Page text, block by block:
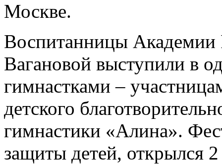
Москве.
Воспитанницы Академии
Вагановой выступили в
гимнастками –
детского
гимнастики «Алина».
защиты детей, открылся